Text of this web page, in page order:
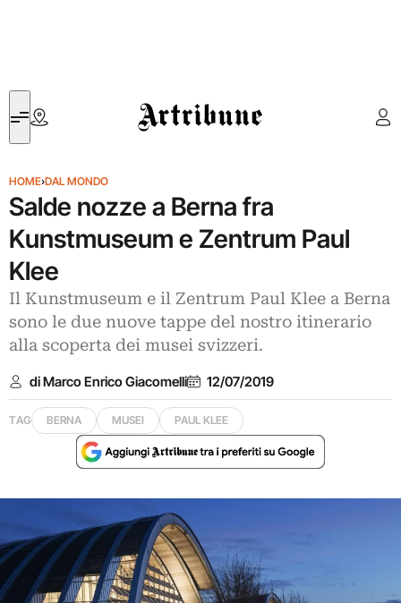
Artribune
HOME›DAL MONDO
Salde nozze a Berna fra
Kunstmuseum e Zentrum Paul
Klee
Il Kunstmuseum e il Zentrum Paul Klee a Berna
sono le due nuove tappe del nostro itinerario
alla scoperta dei musei svizzeri.
di Marco Enrico Giacomelli 12/07/2019
TAG BERNA MUSEI PAUL KLEE